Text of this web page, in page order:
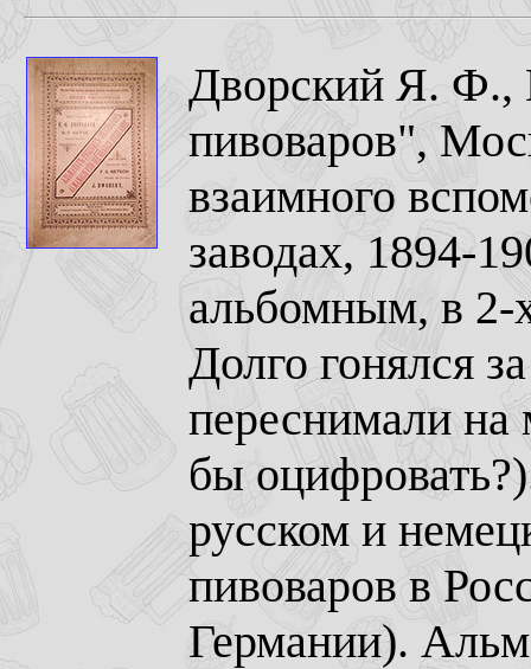
Дворский Я. Ф.,
пивоваров",
взаимного
заводах, 1894-
альбомным, в 2-
Долго гонялся
переснимали
бы
русском и
пивоваров в
Германии).